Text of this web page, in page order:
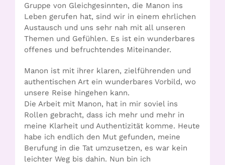
Gruppe von Gleichgesinnten, die Manon ins
Leben gerufen hat, sind wir in einem ehrlichen
Austausch und uns sehr nah mit all unseren
Themen und Gefühlen. Es ist ein wunderbares
offenes und befruchtendes Miteinander.
Manon ist mit ihrer klaren, zielführenden und
authentischen Art ein wunderbares Vorbild, wo
unsere Reise hingehen kann.
Die Arbeit mit Manon, hat in mir soviel ins
Rollen gebracht, dass ich mehr und mehr in
meine Klarheit und Authentizität komme. Heute
habe ich endlich den Mut gefunden, meine
Berufung in die Tat umzusetzen, es war kein
leichter Weg bis dahin. Nun bin ich